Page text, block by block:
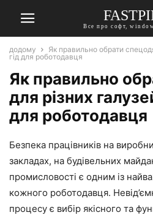
Все про софт,
додому
Як правильно обрати
гід для роботодавця
Як правильно
для різних
для роботодавця
Безпека працівників на
закладах, на будівельних
промисловості є одним із
кожного роботодавця.
процесу є вибір якісного та